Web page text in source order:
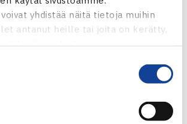
yhdistää näitä tietoja muihin
antanut heille tai joita on kerätty,
heidän palvelujaan.
(1.) – Daria Kruzhkova (2.) 62 76(5)
Samuelsson Ruotsi (1.) – Oscar
Sigsgaard Tanska (3.) 36 63 [13-11]
64 62